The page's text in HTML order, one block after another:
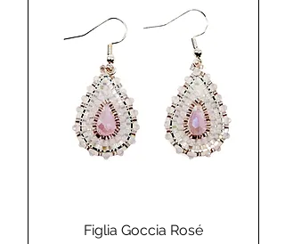
Figlia Goccia Rosé